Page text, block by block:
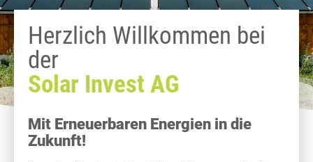
Herzlich Willkommen bei
der
Solar Invest AG
Mit Erneuerbaren Energien in die
Zukunft!